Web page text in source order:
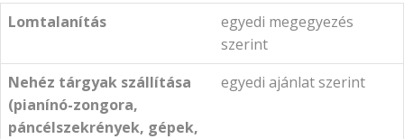
Lomtalanítás
egyedi megegyezés
szerint
Nehéz tárgyak szállítása
(pianínó-zongora,
páncélszekrények, gépek,
egyedi ajánlat szerint